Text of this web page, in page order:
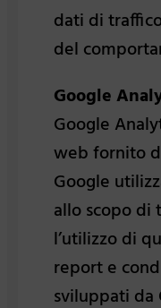
dati di
del
Google
Google
web fornito
Google
allo scopo di
l’utilizzo di
report e
sviluppati da